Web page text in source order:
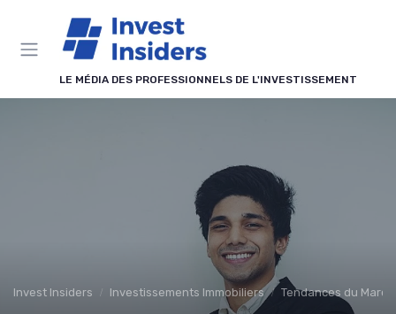
LE MÉDIA DES PROFESSIONNELS DE L'INVESTISSEMENT
Invest Insiders Investissements Immobiliers Tendances du